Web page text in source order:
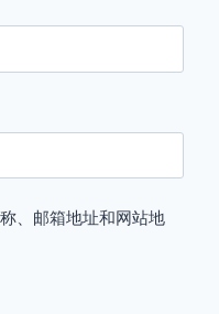
、邮箱地址和网站地